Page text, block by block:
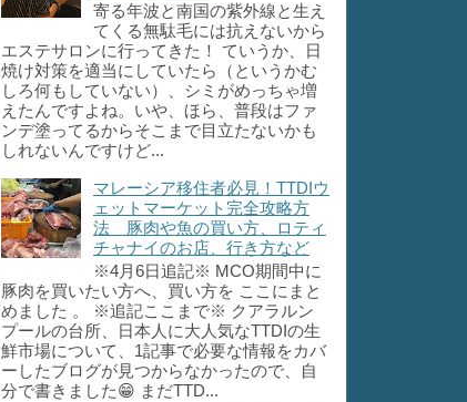
寄る年波と南国の紫外線と生え
てくる無駄毛には抗えないから
エステサロンに行ってきた！ ていうか、日
焼け対策を適当にしていたら（というかむ
しろ何もしていない）、シミがめっちゃ増
えたんですよね。いや、ほら、普段はファ
ンデ塗ってるからそこまで目立たないかも
しれないんですけど...
マレーシア移住者必見！TTDIウ
ェットマーケット完全攻略方
法 豚肉や魚の買い方、ロティ
チャナイのお店、行き方など
※4月6日追記※ MCO期間中に
豚肉を買いたい方へ、買い方を ここにまと
めました 。 ※追記ここまで※ クアラルン
プールの台所、日本人に大人気なTTDIの生
鮮市場について、1記事で必要な情報をカバ
ーしたブログが見つからなかったので、自
分で書きました😁 まだTTD...